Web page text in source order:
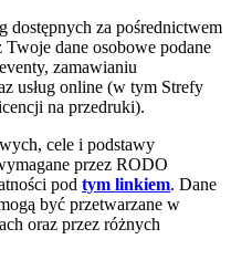
dostępnych za pośrednictwem
dane osobowe podane
zamawianiu
usług online (w tym Strefy
na przedruki).
cele i podstawy
przez RODO
pod tym linkiem. Dane
być przetwarzane w
oraz przez różnych